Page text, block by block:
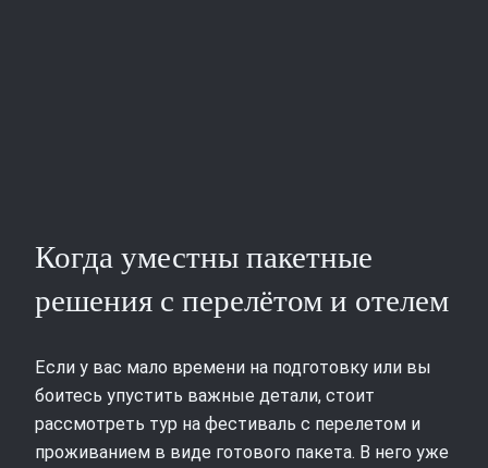
Когда уместны пакетные
решения с перелётом и отелем
Если у вас мало времени на подготовку или вы
боитесь упустить важные детали, стоит
рассмотреть тур на фестиваль с перелетом и
проживанием в виде готового пакета. В него уже